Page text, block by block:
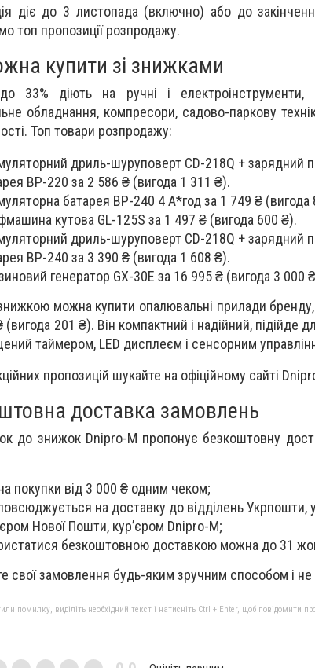
діє до 3 листопада (включно) або до
топ пропозиції розпродажу.
купити зі знижками
33% діють на ручні і електроінструменти,
обладнання, компресори, садово-паркову
Топ товари розпродажу:
дриль-шуруповерт CD-218Q + зарядний
BP-220 за 2 586 ₴ (вигода 1 311 ₴).
батарея BP-240 4 А*годза 1 749 ₴ (вигода
кутова GL-125S за 1 497 ₴ (вигода 600 ₴).
дриль-шуруповерт CD-218Q + зарядний
BP-240 за 3 390 ₴ (вигода 1 608 ₴).
генератор GX-30E за 16 995 ₴ (вигода 3 000
можна купити опалювальні прилади
(вигода 201 ₴). Він компактний і надійний, підійде
таймером, LED дисплеєм і сенсорним
пропозицій шукайте на офіційному сайті
доставка замовлень
до знижок Dnipro-M пропонує безкоштовну
покупки від 3 000 ₴ одним чеком;
на доставку до відділень Укрпошти,
Нової Пошти, кур’єром Dnipro-M;
безкоштовною доставкою можна до 31
свої замовлення будь-яким зручним способом і не
помилку, виділіть необхідний текст і натисніть Ctrl + Enter, щоб повідомити